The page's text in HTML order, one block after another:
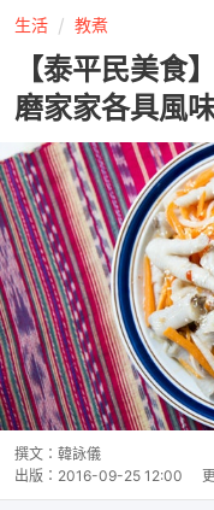
生活 教煮
【泰平民美
磨家家各具風
撰文： 韓詠儀
出版： 2016-09-25 12:00